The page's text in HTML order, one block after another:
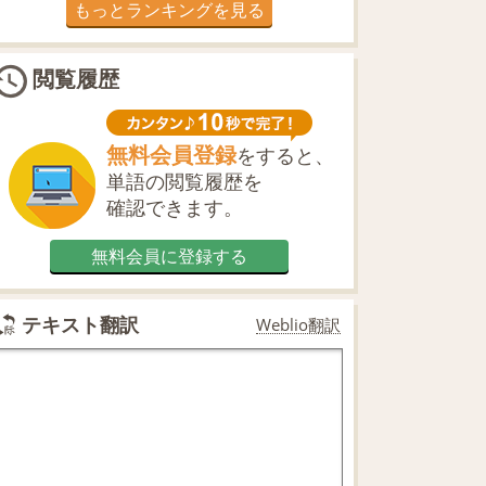
もっとランキングを見る
閲覧履歴
無料会員登録をすると、
単語の閲覧履歴を
確認できます。
無料会員に登録する
テキスト翻訳 Weblio翻訳